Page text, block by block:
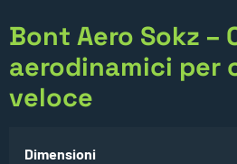
Bont Aero Sokz –
aerodinamici per
veloce
Dimensioni